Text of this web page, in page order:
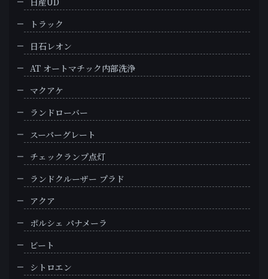
トラック
日石レオン
AT オートマチック内部洗浄
マクアケ
ランドローバー
スーパーグレート
チェックランプ点灯
ランドクルーザー プラド
アクア
ポルシェ パナメーラ
ビート
シトロエン